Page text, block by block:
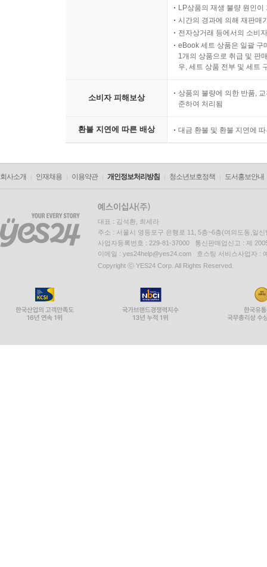
LP상품의 재생 불량 원인
시간의 경과에 의해 재판매
전자상거래 등에서의 소비
eBook 세트 상품은 일괄 구
1개의 상품으로 취급 및 판
우, 세트 상품 전부 및 세트
소비자 피해보상
상품의 불량에 의한 반품,
준하여 처리됨
환불 지연에 따른 배상 대금 환불 및 환불 지연에
회사소개 인재채용 이용약관 개인정보처리방침 청소년보호정책 도서홍보안내
대표 : 김석환, 최세라
주소 : 서울시 영등포구 은행로 11, 5층~6층(여의도동,일신
사업자등록번호 : 229-81-37000 통신판매업신고 : 제
이메일 : yes24help@yes24.com 호스팅 서비스사업자 :
Copyright ⓒ YES24 Corp. All Rights Reserved.